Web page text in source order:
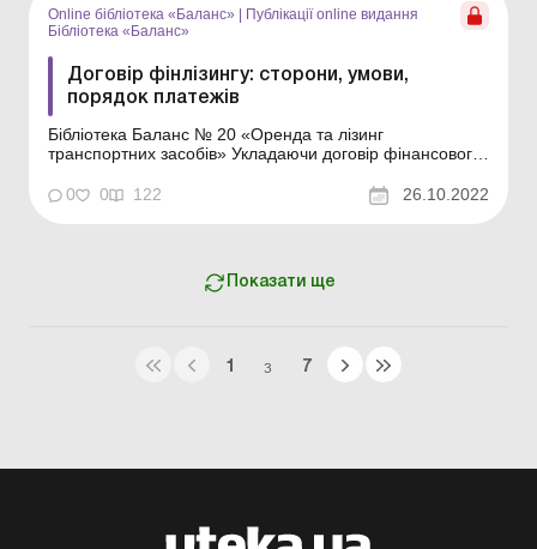
Online бібліотека «Баланс» | Публікації online видання
Бібліотека «Баланс»
Договір фінлізингу: сторони, умови,
порядок платежів
Бібліотека Баланс № 20 «Оренда та лізинг
транспортних засобів» Укладаючи договір фінансового
володіння та користування новий об’єкт основних
засобів, наприклад автомобіль. Після закінчення строку
0 0 122 26.10.2022
Показати ще
1 З 7